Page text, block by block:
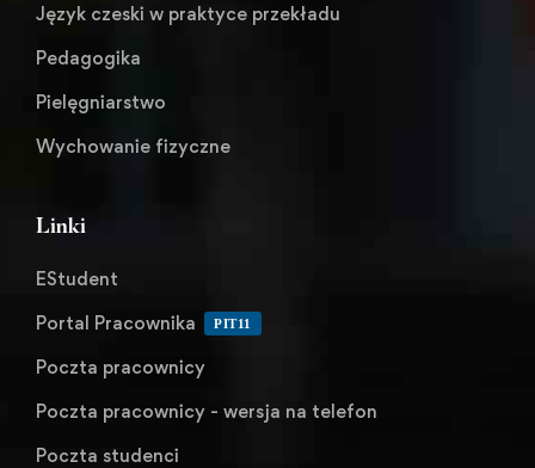
Język czeski w praktyce przekładu
Pedagogika
Pielęgniarstwo
Wychowanie fizyczne
Linki
EStudent
Portal Pracownika
PIT11
Poczta pracownicy
Poczta pracownicy - wersja na telefon
Poczta studenci